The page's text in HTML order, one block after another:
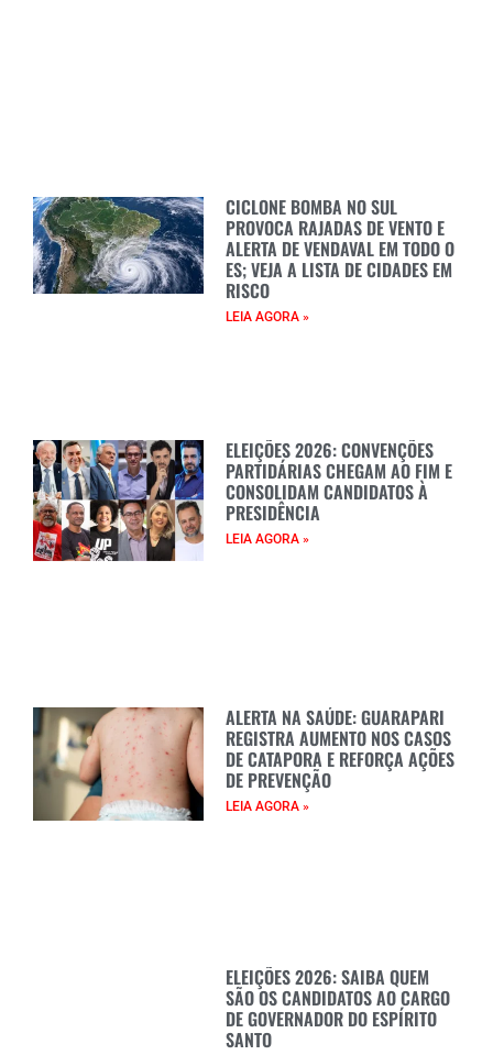
CICLONE BOMBA NO SUL
PROVOCA RAJADAS DE VENTO E
ALERTA DE VENDAVAL EM TODO O
ES; VEJA A LISTA DE CIDADES EM
RISCO
LEIA AGORA »
ELEIÇÕES 2026: CONVENÇÕES
PARTIDÁRIAS CHEGAM AO FIM E
CONSOLIDAM CANDIDATOS À
PRESIDÊNCIA
LEIA AGORA »
ALERTA NA SAÚDE: GUARAPARI
REGISTRA AUMENTO NOS CASOS
DE CATAPORA E REFORÇA AÇÕES
DE PREVENÇÃO
LEIA AGORA »
ELEIÇÕES 2026: SAIBA QUEM
SÃO OS CANDIDATOS AO CARGO
DE GOVERNADOR DO ESPÍRITO
SANTO